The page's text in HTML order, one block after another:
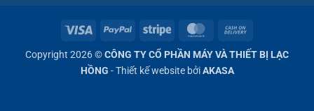
Visa PayPal Stripe MasterCard
Delivery
Copyright 2026 ©CÔNG TY CỔ PHẦN MÁY VÀ THIẾT BỊ LẠC
HỒNG - Thiết kế website bởiAKASA